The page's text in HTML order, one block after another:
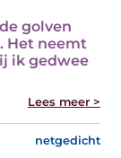
golven
Het neemt
ik gedwee
Lees meer >
netgedicht